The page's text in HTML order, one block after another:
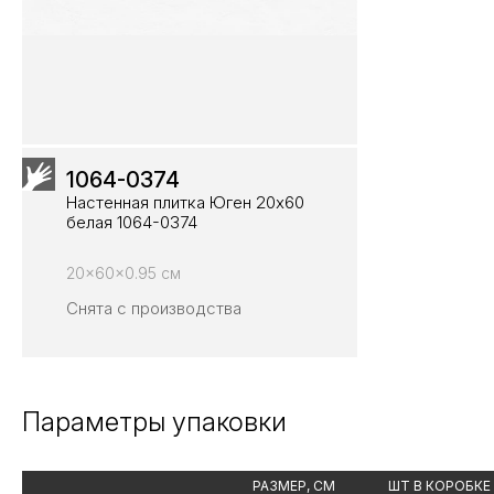
1064-0374
Настенная плитка Юген 20х60
белая 1064-0374
20x60x0.95 см
Снята с производства
Параметры упаковки
РАЗМЕР, СМ ШТ В КОРОБКЕ